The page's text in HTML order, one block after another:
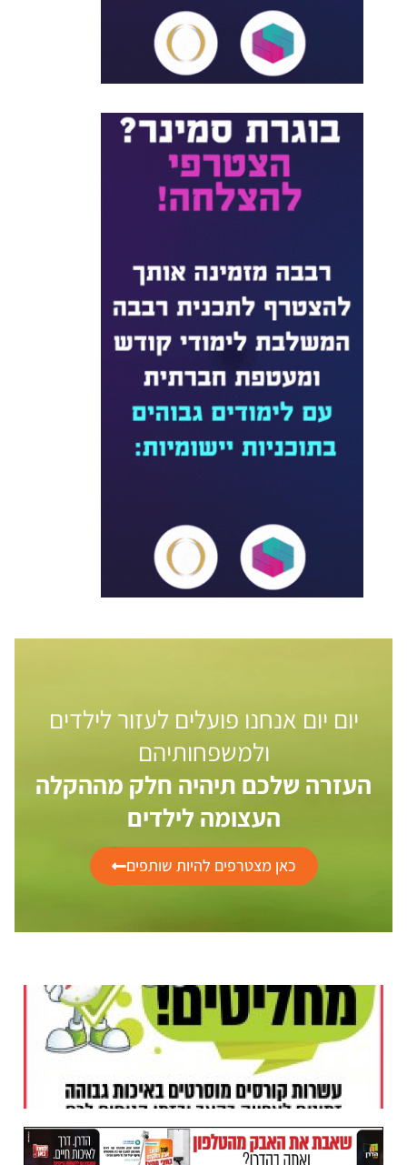
יום יום אנחנו פועלים לעזור לילדים
ולמשפחותיהם
העזרה שלכם תיהיה חלק מההקלה
העצומה לילדים
כאן מצטרפים להיות שותפים